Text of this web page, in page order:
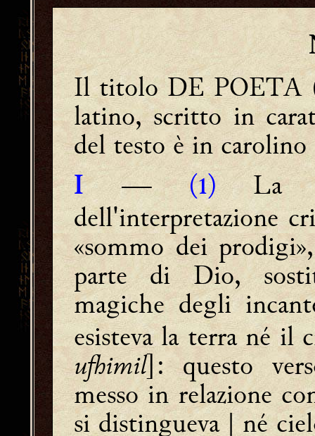
Il titolo DE POETA
latino, scritto in
del testo è in
I―(1)La
dell'interpretazione
«sommo dei
parte di Dio,
magiche degli
esisteva la terra né il
ufhimil]: questo
messo in relazione
si distingueva | né